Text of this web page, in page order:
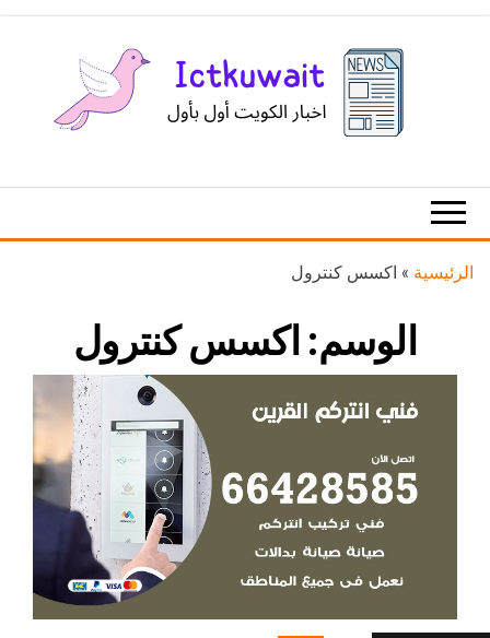
الكويت
الرئيسية » اكسس كنترول
الوسم: اكسس كنترول